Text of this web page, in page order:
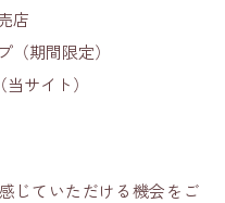
店
（期間限定）
（当サイト）
じていただける機会をご